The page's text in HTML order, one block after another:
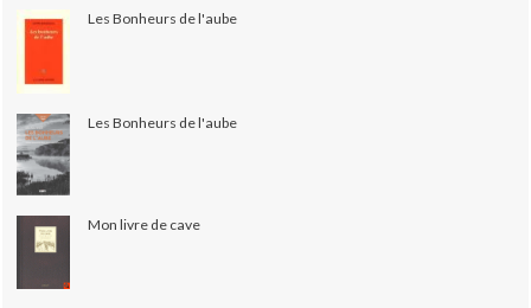
Les Bonheurs de l'aube
Les Bonheurs de l'aube
Mon livre de cave